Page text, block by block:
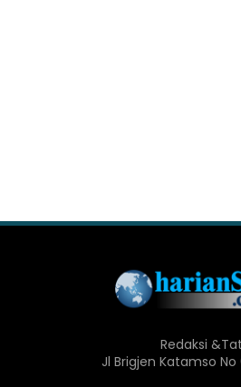
Redaksi
Jl Brigjen Katamso No